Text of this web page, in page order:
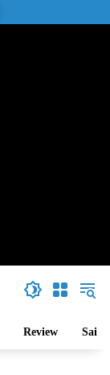
Review Sains